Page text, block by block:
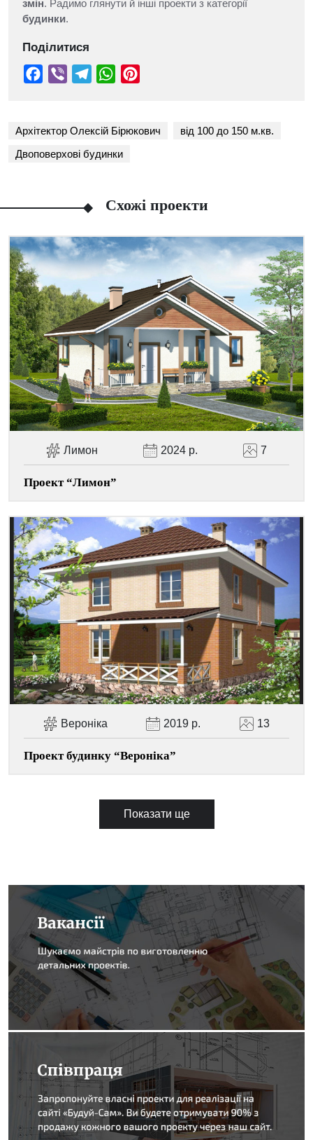
змін. Радимо глянути й інші проекти з категорії
будинки.
Поділитися
Facebook
Viber TelegramWhatsAppPinterest
Архітектор Олексій Бірюкович
від 100 до 150 м.кв.
Двоповерхові будинки
Схожі проекти
Лимон 2024 р. 7
Проект “Лимон”
Вероніка 2019 р. 13
Проект будинку “Вероніка”
Показати ще